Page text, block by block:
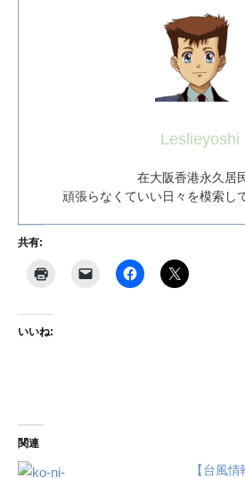
Leslieyoshi
在大阪香港永久居
頑張らなくていい日々を模索し
共有:
いいね:
関連
【台風